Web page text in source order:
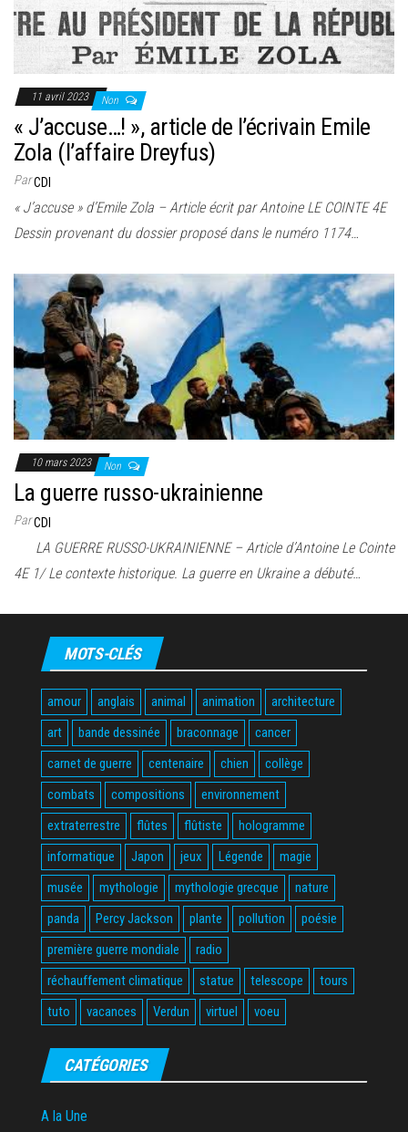
11 avril 2023 Non
« J’accuse…! », article de l’écrivain Emile
Zola (l’affaire Dreyfus)
ParCDI
« J’accuse » d’Emile Zola – Article écrit par Antoine LE COINTE 4E
Dessin provenant du dossier proposé dans le numéro 1174…
10 mars 2023 Non
La guerre russo-ukrainienne
ParCDI
LA GUERRE RUSSO-UKRAINIENNE – Article d’Antoine Le Cointe
4E 1/ Le contexte historique. La guerre en Ukraine a débuté…
MOTS-CLÉS
amour anglais animal animation
architecture
art
bande dessinée braconnage
cancer
carnet de guerre
centenaire chien
collège
combats
compositions
environnement
extraterrestre
flûtes flûtiste
hologramme
informatique
Japon jeux Légende
magie
musée
mythologie mythologie grecque
nature
panda
Percy Jackson plante pollution
poésie
première guerre mondiale
radio
réchauffement climatique
statue telescope
tours
tuto
vacances Verdun virtuel voeu
CATÉGORIES
A la Une